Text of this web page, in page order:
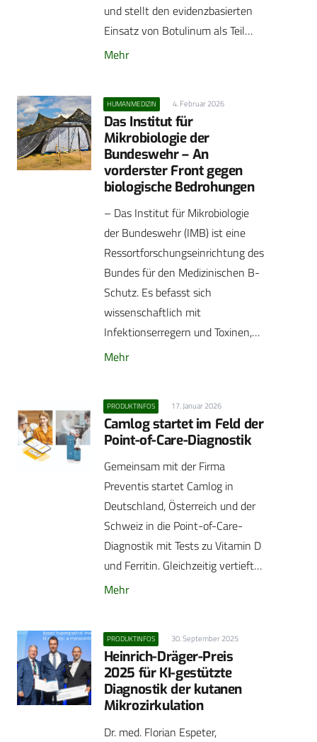
und stellt den evidenzbasierten
Einsatz von Botulinum als Teil…
Mehr
HUMANMEDIZIN 4. Februar 2026
Das Institut für
Mikrobiologie der
Bundeswehr – An
vorderster Front gegen
biologische Bedrohungen
– Das Institut für Mikrobiologie
der Bundeswehr (IMB) ist eine
Ressortforschungseinrichtung des
Bundes für den Medizinischen B-
Schutz. Es befasst sich
wissenschaftlich mit
Infektionserregern und Toxinen,…
Mehr
PRODUKTINFOS 17. Januar 2026
Camlog startet im Feld der
Point-of-Care-Diagnostik
Gemeinsam mit der Firma
Preventis startet Camlog in
Deutschland, Österreich und der
Schweiz in die Point-of-Care-
Diagnostik mit Tests zu Vitamin D
und Ferritin. Gleichzeitig vertieft…
Mehr
PRODUKTINFOS 30. September 2025
Heinrich-Dräger-Preis
2025 für KI-gestützte
Diagnostik der kutanen
Mikrozirkulation
Dr. med. Florian Espeter,